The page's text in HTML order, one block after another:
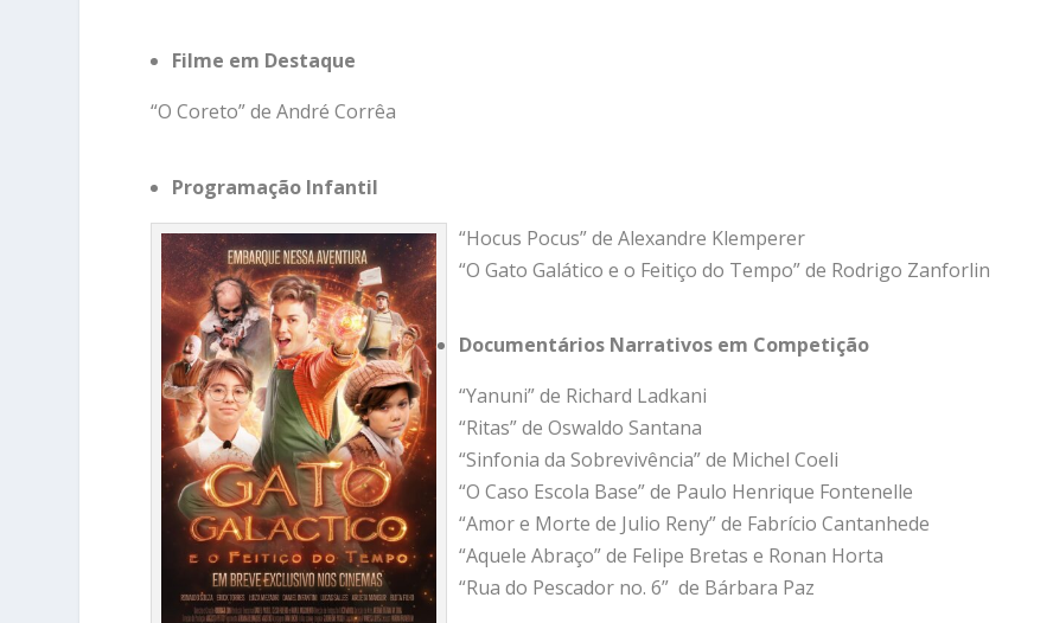
Filme em Destaque
“O Coreto” de André Corrêa
Programação Infantil
“Hocus Pocus” de Alexandre Klemperer
“O Gato Galático e o Feitiço do Tempo” de Rodrigo Zanforlin
Documentários Narrativos em Competição
“Yanuni” de Richard Ladkani
“Ritas” de Oswaldo Santana
“Sinfonia da Sobrevivência” de Michel Coeli
“O Caso Escola Base” de Paulo Henrique Fontenelle
“Amor e Morte de Julio Reny” de Fabrício Cantanhede
“Aquele Abraço” de Felipe Bretas e Ronan Horta
“Rua do Pescador no. 6” de Bárbara Paz